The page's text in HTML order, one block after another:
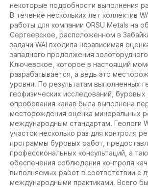
некоторые подробности выполнения
В течение нескольких лет коллектив
работы для компании ORSU Metals на
Сергеевское, расположенном в
задачи WAI входила независимая
западного продолжения
Ключевское, которое в настоящий
разрабатывается, а ведь это
уровня. По результатам выполненных
геофизических исследований, буровых
опробования канав была выполнена
месторождения оценка минеральных
международным стандартам. Геологи
участок несколько раз для контроля
программы буровых работ,
профессиональных консультаций, а
обеспечения соблюдения контроля
выполняемых работ в соответствии с
международными практиками. Всего